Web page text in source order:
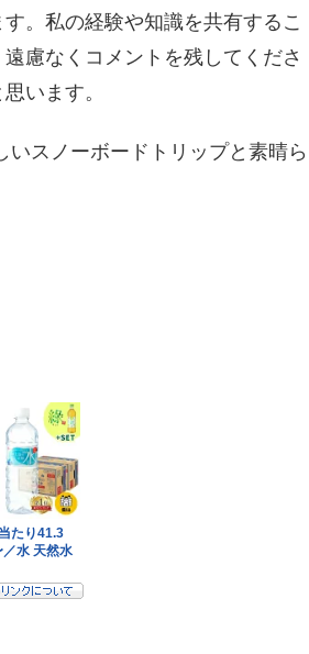
。私の経験や知識を共有するこ
慮なくコメントを残してくださ
います。
スノーボードトリップと素晴ら